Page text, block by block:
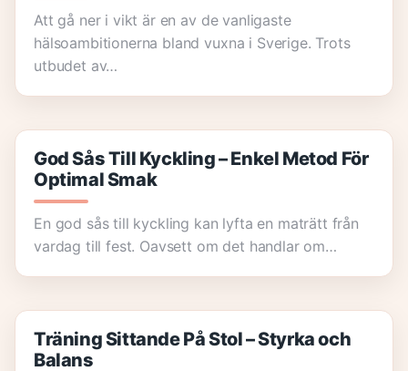
Att gå ner i vikt är en av de vanligaste
hälsoambitionerna bland vuxna i Sverige. Trots
utbudet av…
God Sås Till Kyckling – Enkel Metod För
Optimal Smak
En god sås till kyckling kan lyfta en maträtt från
vardag till fest. Oavsett om det handlar om…
Träning Sittande På Stol – Styrka och
Balans